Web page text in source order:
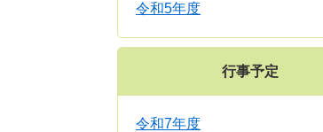
令和5年度
行事予定
令和7年度